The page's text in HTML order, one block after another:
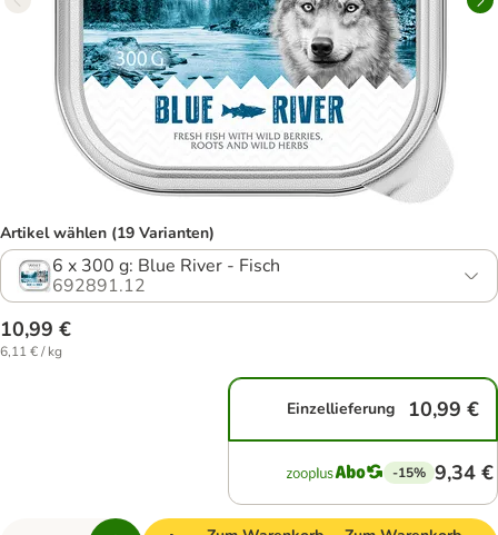
Artikel wählen (19 Varianten)
6 x 300 g: Blue River - Fisch
692891.12
10,99 €
6,11 € / kg
Einzellieferung 10,99 €
-15% 9,34 €